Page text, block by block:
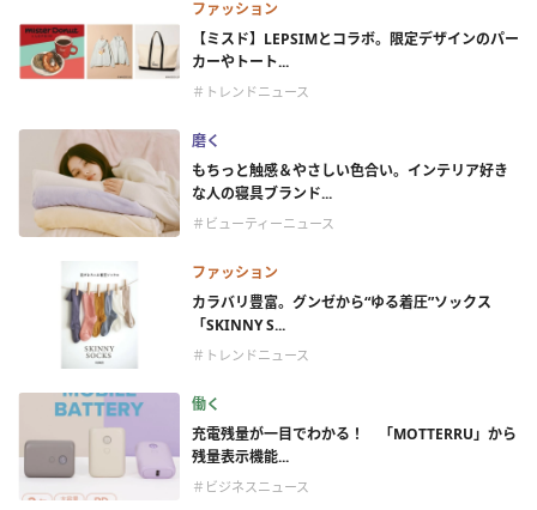
ファッション
【ミスド】LEPSIMとコラボ。限定デザインのパー
カーやトート...
＃トレンドニュース
磨く
もちっと触感＆やさしい色合い。インテリア好き
な人の寝具ブランド...
＃ビューティーニュース
ファッション
カラバリ豊富。グンゼから“ゆる着圧”ソックス
「SKINNY S...
＃トレンドニュース
働く
充電残量が一目でわかる！ 「MOTTERRU」から
残量表示機能...
＃ビジネスニュース